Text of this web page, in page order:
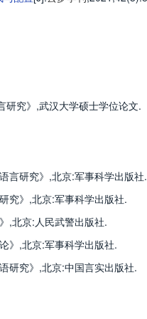
研究》,武汉大学硕士学位论文.
言研究》,北京:军事科学出版社.
究》,北京:军事科学出版社.
,北京:人民武警出版社.
》,北京:军事科学出版社.
研究》,北京:中国言实出版社.